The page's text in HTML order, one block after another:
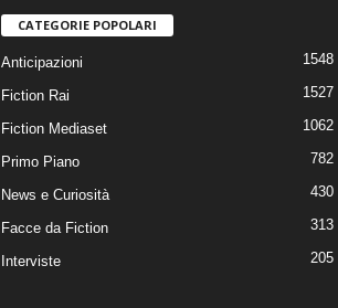
CATEGORIE POPOLARI
Anticipazioni 1548
Fiction Rai 1527
Fiction Mediaset 1062
Primo Piano 782
News e Curiosità 430
Facce da Fiction 313
Interviste 205